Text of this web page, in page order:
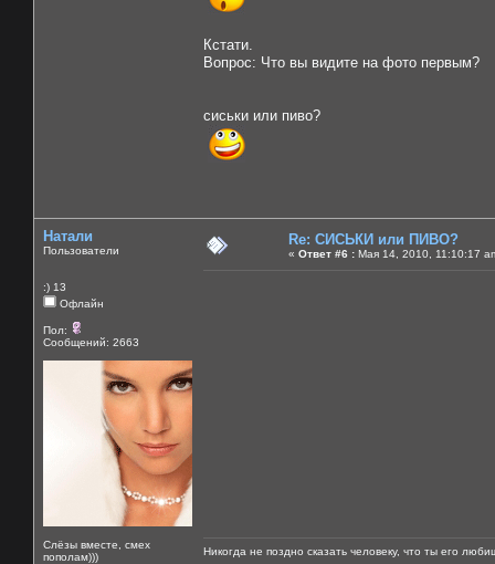
Кстати.
Вопрос: Что вы видите на фото первым?
сиськи или пиво?
Натали
Пользователи
:) 13
Офлайн
Пол:
Сообщений: 2663
Слёзы вместе, смех
пополам)))
Re: СИСЬКИ или ПИВО?
« Ответ #6 : Мая 14, 2010, 11:10:17
Никогда не поздно сказать человеку, что ты его